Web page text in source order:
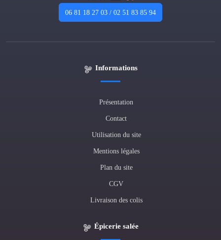
06 81 18 27 03 / 02 51 83 85 94
Informations
Présentation
Contact
Utilisation du site
Mentions légales
Plan du site
CGV
Livraison des colis
Épicerie salée